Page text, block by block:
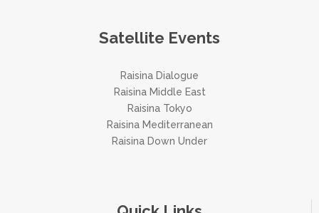
Satellite Events
Raisina Dialogue
Raisina Middle East
Raisina Tokyo
Raisina Mediterranean
Raisina Down Under